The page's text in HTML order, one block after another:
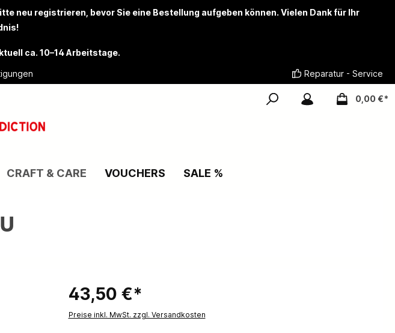
neu registrieren , bevor Sie eine Bestellung aufgeben können. Vielen Dank für Ihr
ca. 10–14 Arbeitstage.
Reparatur - Service
0,00 €*
CRAFT & CARE VOUCHERS SALE %
43,50 €*
Preise inkl. MwSt. zzgl. Versandkosten